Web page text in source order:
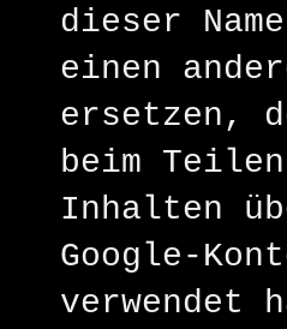
dieser
einen
ersetzen,
beim
Inhalten
Google-
verwendet